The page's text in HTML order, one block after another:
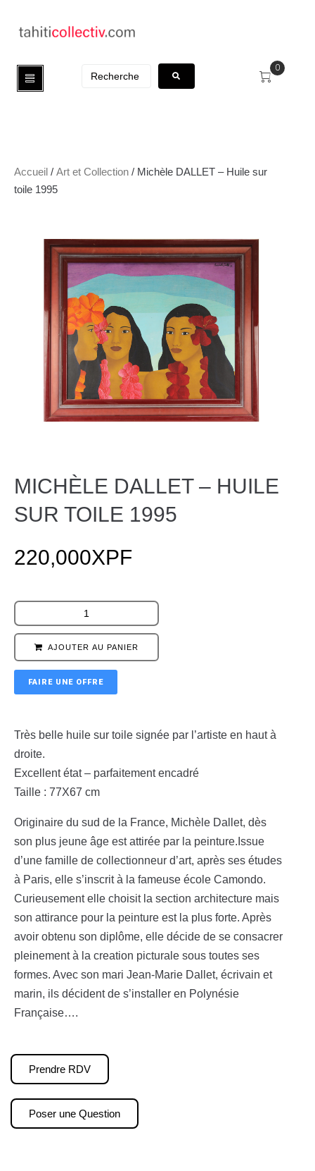
0
Accueil / Art et Collection / Michèle DALLET – Huile sur
toile 1995
MICHÈLE DALLET – HUILE
SUR TOILE 1995
220,000XPF
AJOUTER AU PANIER
FAIRE UNE OFFRE
Très belle huile sur toile signée par l’artiste en haut à
droite.
Excellent état – parfaitement encadré
Taille : 77X67 cm
Originaire du sud de la France, Michèle Dallet, dès
son plus jeune âge est attirée par la peinture.Issue
d’une famille de collectionneur d’art, après ses études
à Paris, elle s’inscrit à la fameuse école Camondo.
Curieusement elle choisit la section architecture mais
son attirance pour la peinture est la plus forte. Après
avoir obtenu son diplôme, elle décide de se consacrer
pleinement à la creation picturale sous toutes ses
formes. Avec son mari Jean-Marie Dallet, écrivain et
marin, ils décident de s’installer en Polynésie
Française….
Prendre RDV
Poser une Question